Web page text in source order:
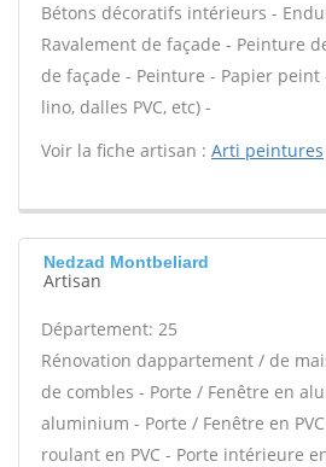
Bétons décoratifs intérieurs -
Ravalement de façade - Peinture
de façade - Peinture - Papier peint
lino, dalles PVC, etc) -
Voir la fiche artisan : Arti peintures
Nedzad Montbeliard
Artisan
Département: 25
Rénovation dappartement / de
de combles - Porte / Fenêtre en
aluminium - Porte / Fenêtre en
roulant en PVC - Porte intérieure